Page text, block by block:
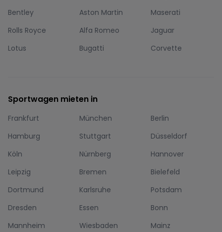
Bentley
Aston Martin
Maserati
Rolls Royce
Alfa Romeo
Jaguar
Lotus
Bugatti Corvette
Sportwagen mieten in
Frankfurt München
Berlin
Hamburg
Stuttgart
Düsseldorf
Köln
Nürnberg
Hannover
Leipzig
Bremen
Bielefeld
Dortmund
Karlsruhe
Potsdam
Dresden
Essen
Bonn
Mannheim
Wiesbaden Mainz